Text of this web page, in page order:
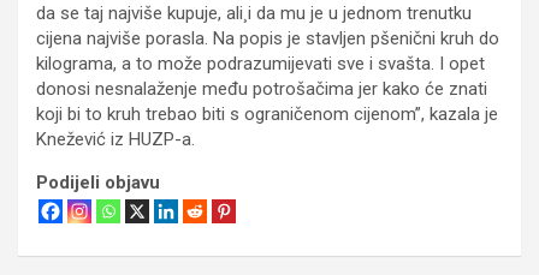
da se taj najviše kupuje, ali¸i da mu je u jednom trenutku
cijena najviše porasla. Na popis je stavljen pšenični kruh do
kilograma, a to može podrazumijevati sve i svašta. I opet
donosi nesnalaženje među potrošačima jer kako će znati
koji bi to kruh trebao biti s ograničenom cijenom”, kazala je
Knežević iz HUZP-a.
Podijeli objavu